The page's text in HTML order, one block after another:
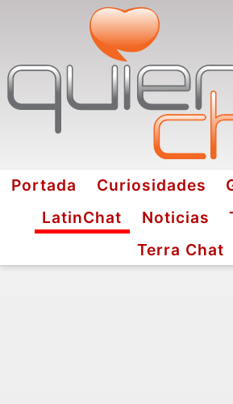
Portada Curiosidades
LatinChat
Noticias
Terra Chat